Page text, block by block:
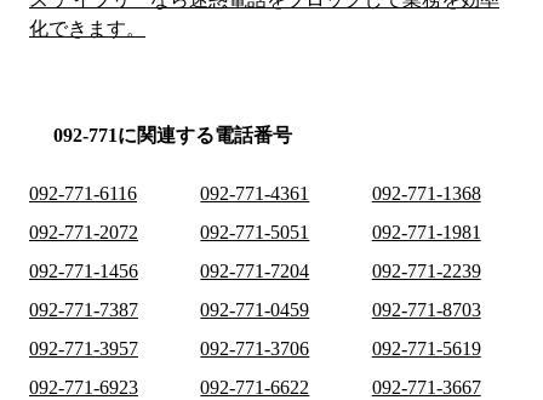
化できます。
092-771に関連する電話番号
092-771-6116 092-771-4361
092-771-1368
092-771-2072
092-771-5051
092-771-1981
092-771-1456
092-771-7204
092-771-2239
092-771-7387
092-771-0459
092-771-8703
092-771-3957
092-771-3706
092-771-5619
092-771-6923
092-771-6622
092-771-3667